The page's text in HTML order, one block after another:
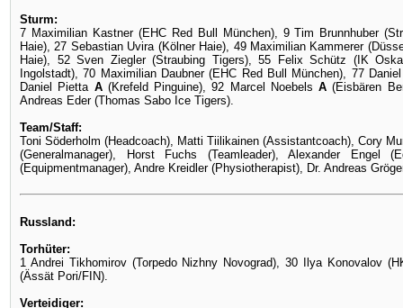
Sturm:
7 Maximilian Kastner (EHC Red Bull München), 9 Tim Brunnhuber
Haie), 27 Sebastian Uvira (Kölner Haie), 49 Maximilian Kammerer
Haie), 52 Sven Ziegler (Straubing Tigers), 55 Felix Schütz (IK
Ingolstadt), 70 Maximilian Daubner (EHC Red Bull München), 77
Daniel Pietta A(Krefeld Pinguine), 92 Marcel Noebels A (Eisbären
Andreas Eder (Thomas Sabo Ice Tigers).
Team/Staff:
Toni Söderholm (Headcoach), Matti Tiilikainen (Assistantcoach), Cory
(Generalmanager), Horst Fuchs (Teamleader), Alexander Engel
(Equipmentmanager), Andre Kreidler (Physiotherapist), Dr. Andreas
Russland:
Torhüter:
1 Andrei Tikhomirov (Torpedo Nizhny Novograd), 30 Ilya Konovalov
(Ässät Pori/FIN).
Verteidiger: